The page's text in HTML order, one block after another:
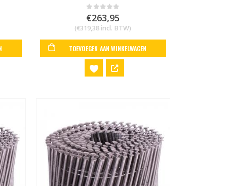
0out of 5
€263,95
(€319,38 incl. BTW)
TOEVOEGEN AAN WINKELWAGEN